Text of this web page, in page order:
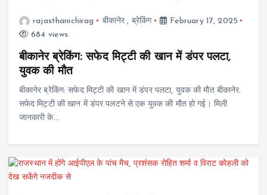
rajasthanichirag बीकानेर , ब्रेकिंग
February 17, 2025
684 views
बीकानेर ब्रेकिंग: सफेद मिट्टी की खान में डंपर पलटा,
युवक की मौत
बीकानेर ब्रेकिंग: सफेद मिट्टी की खान में डंपर पलटा, युवक की मौत बीकानेर.
सफेद मिट्टी की खान में डंपर पलटने से एक युवक की मौत हो गई। मिली
जानकारी के…